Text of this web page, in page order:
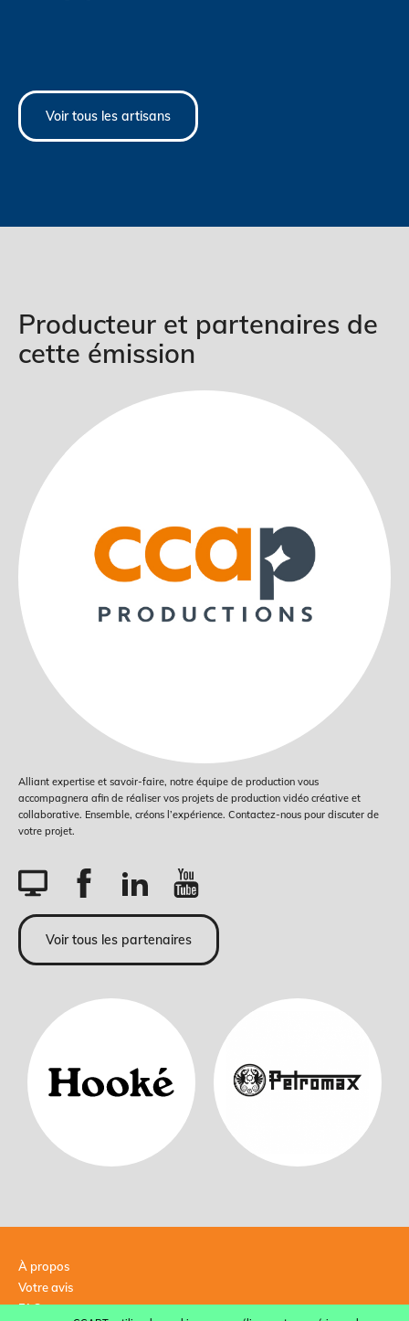
Voir tous les artisans
Producteur et partenaires de
cette émission
Alliant expertise et savoir-faire, notre équipe de production vous
accompagnera afin de réaliser vos projets de production vidéo créative et
collaborative. Ensemble, créons l’expérience. Contactez-nous pour discuter de
votre projet.
Voir tous les partenaires
À propos
Votre avis
FAQ